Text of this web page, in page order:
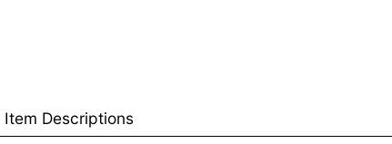
Item Descriptions